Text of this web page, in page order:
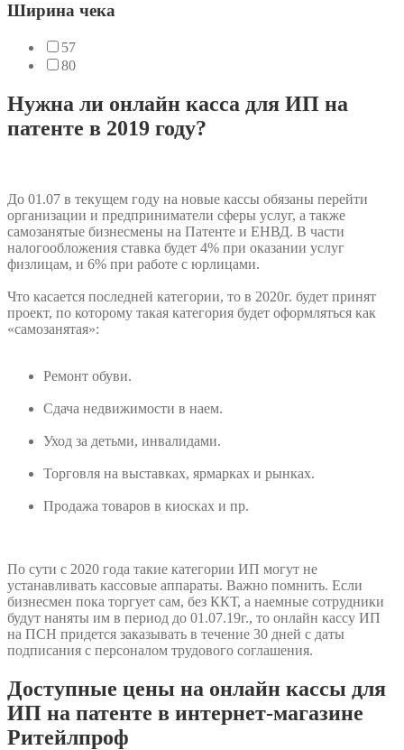
Ширина чека
57
80
Нужна ли онлайн касса для ИП на
патенте в 2019 году?
До 01.07 в текущем году на новые кассы обязаны перейти
организации и предприниматели сферы услуг, а также
самозанятые бизнесмены на Патенте и ЕНВД. В части
налогообложения ставка будет 4% при оказании услуг
физлицам, и 6% при работе с юрлицами.
Что касается последней категории, то в 2020г. будет принят
проект, по которому такая категория будет оформляться как
«самозанятая»:
Ремонт обуви.
Сдача недвижимости в наем.
Уход за детьми, инвалидами.
Торговля на выставках, ярмарках и рынках.
Продажа товаров в киосках и пр.
По сути с 2020 года такие категории ИП могут не
устанавливать кассовые аппараты. Важно помнить. Если
бизнесмен пока торгует сам, без ККТ, а наемные сотрудники
будут наняты им в период до 01.07.19г., то онлайн кассу ИП
на ПСН придется заказывать в течение 30 дней с даты
подписания с персоналом трудового соглашения.
Доступные цены на онлайн кассы для
ИП на патенте в интернет-магазине
Ритейлпроф